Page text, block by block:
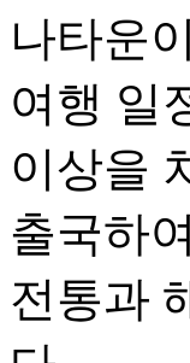
나타운
여행 일
이상을
출국하
전통과